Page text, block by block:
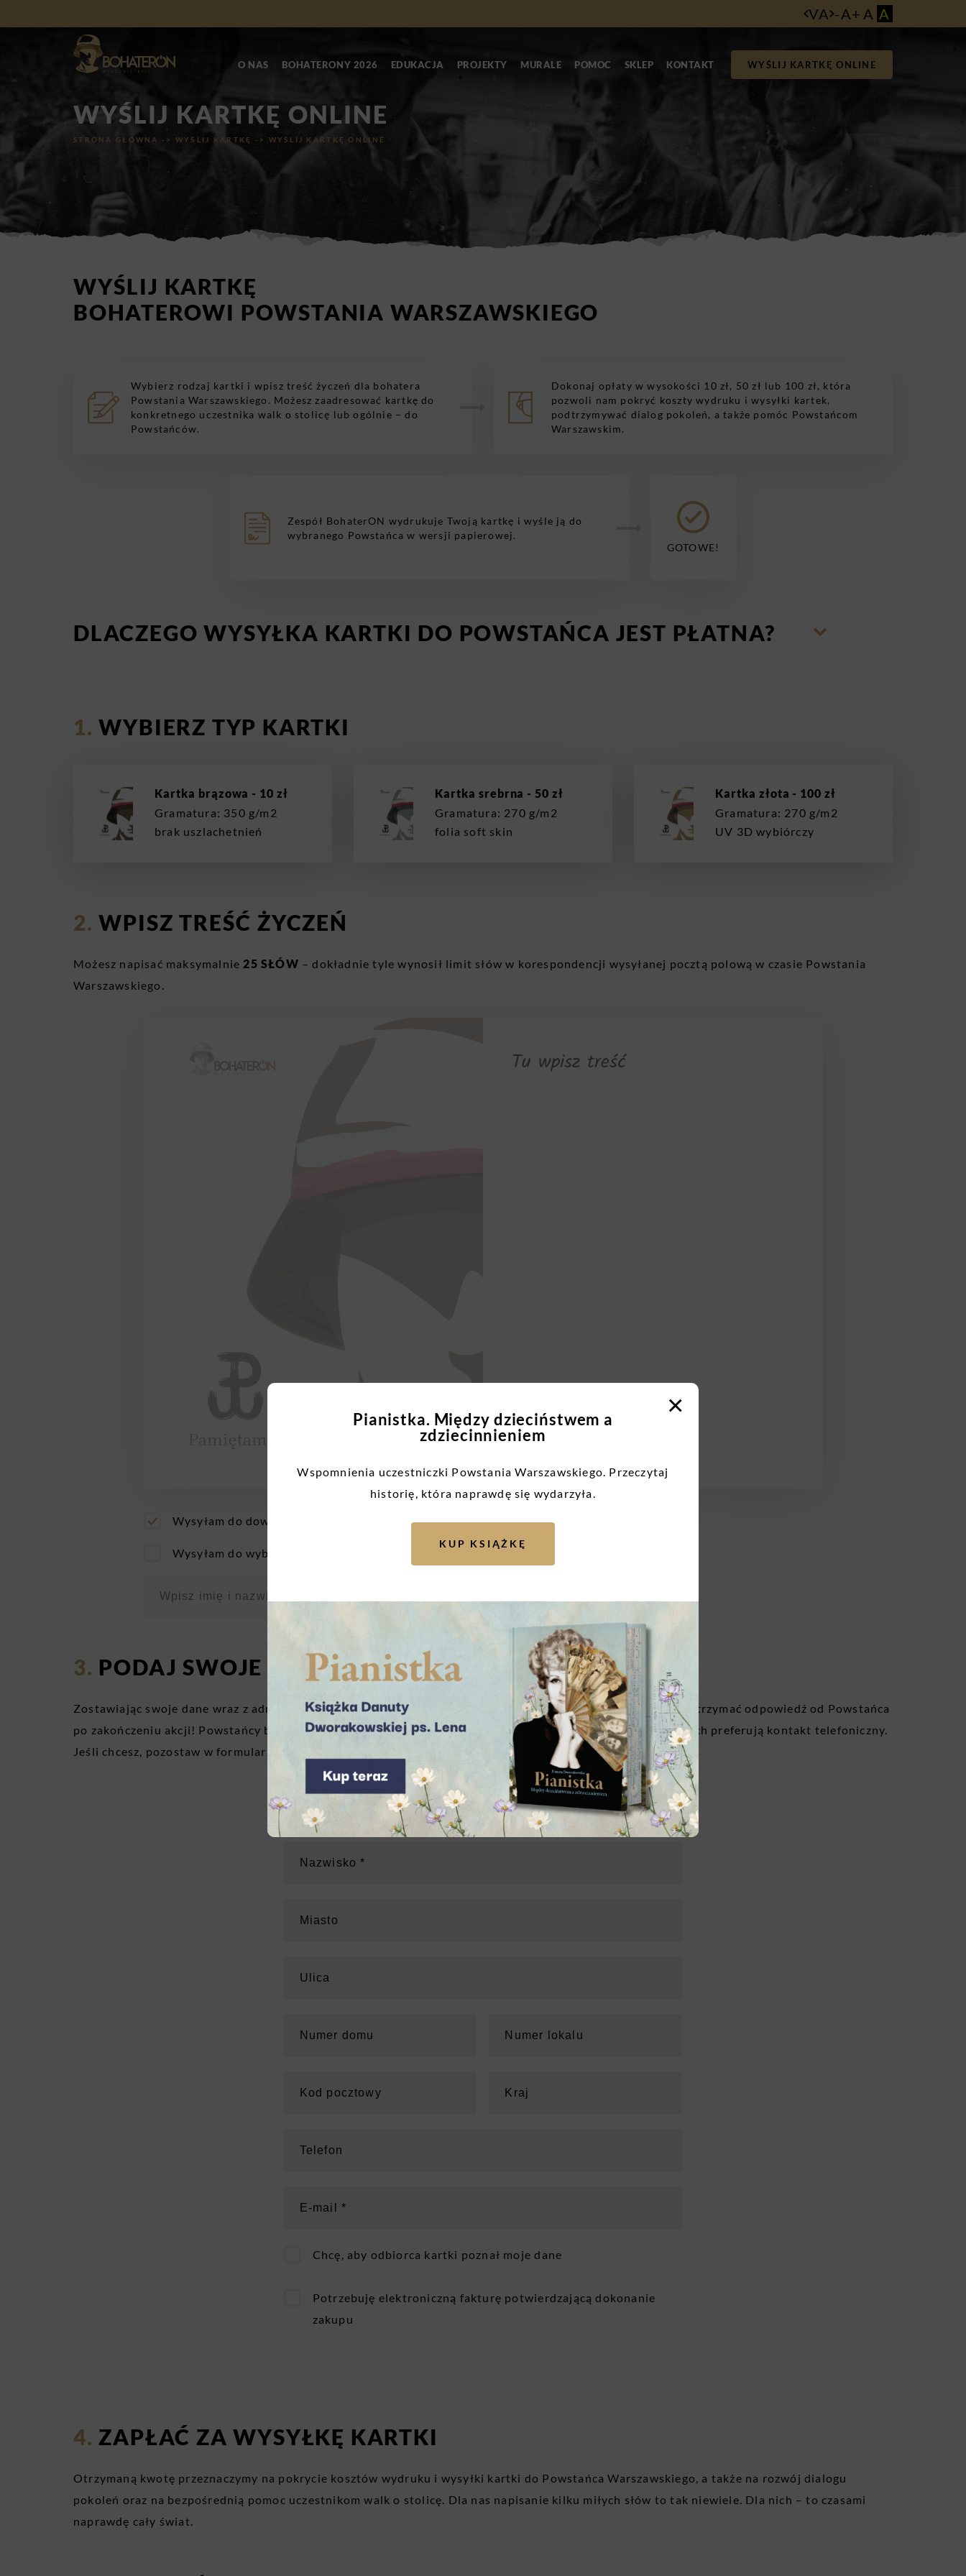
VA -A+ A A
O NAS BOHATERONY 2026 EDUKACJA PROJEKTY MURALE POMOC SKLEP KONTAKT WYŚLIJ KARTKĘ ONLINE
WYŚLIJ KARTKĘ ONLINE
STRONA GŁÓWNA -> WYŚLIJ KARTKĘ -> WYŚLIJ KARTKĘ ONLINE
WYŚLIJ KARTKĘ
BOHATEROWI POWSTANIA WARSZAWSKIEGO
Wybierz rodzaj kartki i wpisz treść życzeń dla bohatera
Powstania Warszawskiego. Możesz zaadresować kartkę do
konkretnego uczestnika walk o stolicę lub ogólnie – do
Powstańców.
Dokonaj opłaty w wysokości 10 zł, 50 zł lub 100 zł, która
pozwoli nam pokryć koszty wydruku i wysyłki kartek,
podtrzymywać dialog pokoleń, a także pomóc Powstańcom
Warszawskim.
Zespół BohaterON wydrukuje Twoją kartkę i wyśle ją do
wybranego Powstańca w wersji papierowej.
GOTOWE!
DLACZEGO WYSYŁKA KARTKI DO POWSTAŃCA JEST PŁATNA?
WYBIERZ TYP KARTKI
Kartka brązowa - 10 zł
Gramatura: 350 g/m2
brak uszlachetnień
Kartka srebrna - 50 zł
Gramatura: 270 g/m2
folia soft skin
Kartka złota - 100 zł
Gramatura: 270 g/m2
UV 3D wybiórczy
WPISZ TREŚĆ ŻYCZEŃ
Możesz napisać maksymalnie 25 SŁÓW – dokładnie tyle wynosił limit słów w korespondencji wysyłanej pocztą polową w czasie Powstania
Warszawskiego.
Wysyłam do dowolnego Powstańca
Wysyłam do wybranego Powstańca
PODAJ SWOJE DANE
Zostawiając swoje dane wraz z adresem pocztowym, masz szansę włączyć się w dialog międzypokoleniowy i otrzymać odpowiedź od Powstańca
po zakończeniu akcji! Powstańcy bardzo chętnie odpowiadają na otrzymaną korespondencję — niektórzy z nich preferują kontakt telefoniczny.
Jeśli chcesz, pozostaw w formularzu swój adres i numer telefonu. Przekażemy je wyłącznie adresatowi kartki.
Chcę, aby odbiorca kartki poznał moje dane
Potrzebuję elektroniczną fakturę potwierdzającą dokonanie
zakupu
ZAPŁAĆ ZA WYSYŁKĘ KARTKI
Otrzymaną kwotę przeznaczymy na pokrycie kosztów wydruku i wysyłki kartki do Powstańca Warszawskiego, a także na rozwój dialogu
pokoleń oraz na bezpośrednią pomoc uczestnikom walk o stolicę. Dla nas napisanie kilku miłych słów to tak niewiele. Dla nich – to czasami
naprawdę cały świat.
×
Pianistka. Między dzieciństwem a
zdziecinnieniem
Wspomnienia uczestniczki Powstania Warszawskiego. Przeczytaj
historię, która naprawdę się wydarzyła.
KUP KSIĄŻKĘ